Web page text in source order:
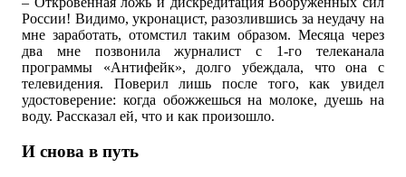
России! Видимо, укронацист, разозлившись за неудачу на
мне заработать, отомстил таким образом. Месяца через
два мне позвонила журналист с 1-го телеканала
программы «Антифейк», долго убеждала, что она с
телевидения. Поверил лишь после того, как увидел
удостоверение: когда обожжешься на молоке, дуешь на
воду. Рассказал ей, что и как произошло.
И снова в путь